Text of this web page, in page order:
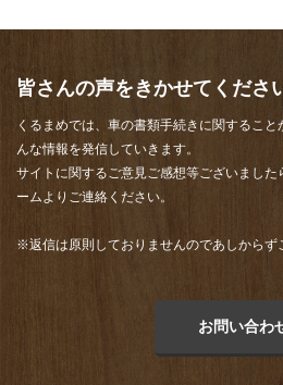
皆さんの声をきかせてくださ
くるまめでは、車の書類手続きに関するこ
んな情報を発信していきます。
サイトに関するご意見ご感想等ございまし
ームよりご連絡ください。
※返信は原則しておりませんのであしからず
お問い合わ